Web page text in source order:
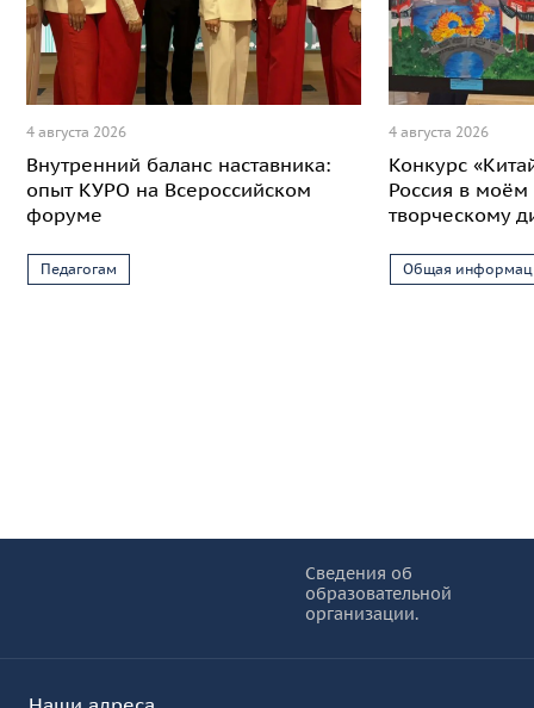
4 августа 2026
Внутренний баланс наставника:
опыт КУРО на Всероссийском
форуме
Педагогам
4 августа 2026
Конкурс
Россия в моём
творческому
Общая
Сведения об
образовательной
организации.